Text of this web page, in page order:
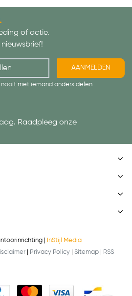
of actie.
AANMELDEN
met iemand anders delen.
Raadpleeg onze
|
InStijl Media
Privacy Policy Sitemap
RSS